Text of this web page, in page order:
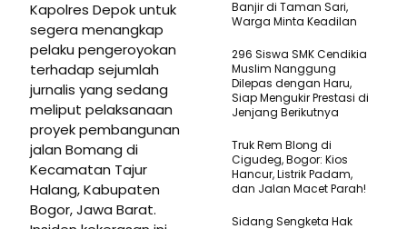
Kapolres Depok untuk
segera menangkap
pelaku pengeroyokan
terhadap sejumlah
jurnalis yang sedang
meliput pelaksanaan
proyek pembangunan
jalan Bomang di
Kecamatan Tajur
Halang, Kabupaten
Bogor, Jawa Barat.
Banjir di Taman Sari,
Warga Minta Keadilan
296 Siswa SMK Cendikia
Muslim Nanggung
Dilepas dengan Haru,
Siap Mengukir Prestasi di
Jenjang Berikutnya
Truk Rem Blong di
Cigudeg, Bogor: Kios
Hancur, Listrik Padam,
dan Jalan Macet Parah!
Sidang Sengketa Hak